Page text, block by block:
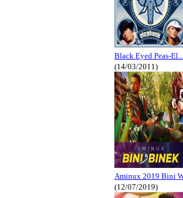
Black Eyed Peas-El...
(14/03/2011)
Aminux 2019 Bini
(12/07/2019)